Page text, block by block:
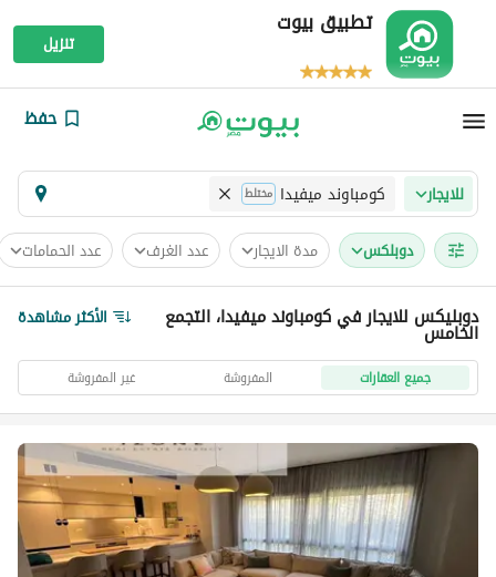
تطبيق بيوت
تنزيل
حفظ
للايجار كومباوند ميفيدا مختلط
دوبلكس مدة الايجار عدد الغرف عدد الحمامات
دوبليكس للايجار في كومباوند ميفيدا، التجمع
الخامس الأكثر مشاهدة
جميع العقارات المفروشة غير المفروشة